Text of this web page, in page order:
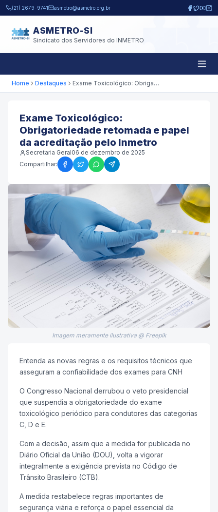
Pular para o conteúdo principal
(21) 2679-9741 asmetro@asmetro.org.br
ASMETRO-SI
Sindicato dos Servidores do INMETRO
Home Destaques Exame Toxicológico: Obrigatoriedade retomada e papel da acreditação pelo Inmetro
Exame Toxicológico:
Obrigatoriedade retomada e papel
da acreditação pelo Inmetro
Secretaria Geral06 de dezembro de 2025
Compartilhar:
Imagem meramente ilustrativa @ Freepik
Entenda as novas regras e os requisitos técnicos que
asseguram a confiabilidade dos exames para CNH
O Congresso Nacional derrubou o veto presidencial
que suspendia a obrigatoriedade do exame
toxicológico periódico para condutores das categorias
C, D e E.
Com a decisão, assim que a medida for publicada no
Diário Oficial da União (DOU), volta a vigorar
integralmente a exigência prevista no Código de
Trânsito Brasileiro (CTB).
A medida restabelece regras importantes de
segurança viária e reforça o papel essencial da